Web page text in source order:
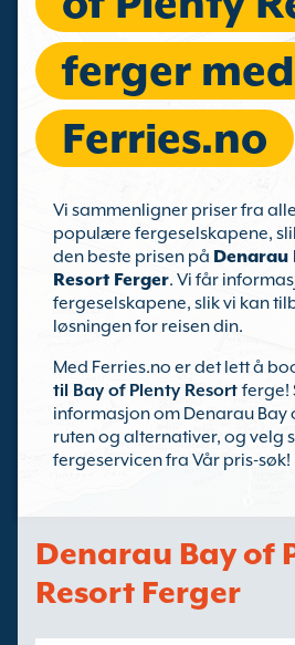
ferger med
Ferries.no
Vi sammenligner priser fra
populære fergeselskapene,
den beste prisen på Denarau
Resort Ferger. Vi får
fergeselskapene, slik vi kan
løsningen for reisen din.
Med Ferries.no er det lett å
til Bay of Plenty Resort ferge!
informasjon om Denarau Bay
ruten og alternativer, og velg
fergeservicen fra Vår pris-søk!
Denarau Bay of
Resort Ferger